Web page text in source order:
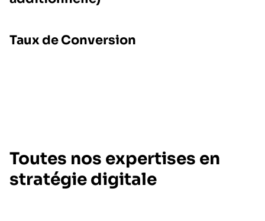
Taux de Conversion
Toutes nos expertises en
stratégie digitale